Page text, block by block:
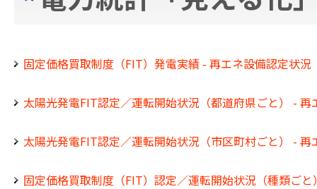
固定価格買取制度（FIT）発電実績 - 再エネ設備認定状況
太陽光発電FIT認定／運転開始状況（都道府県ごと） - 再
太陽光発電FIT認定／運転開始状況（市区町村ごと） - 再
固定価格買取制度（FIT）認定／運転開始状況（種類ご